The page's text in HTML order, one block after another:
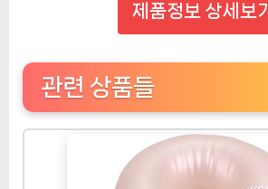
제품정보 상세보기
관련 상품들